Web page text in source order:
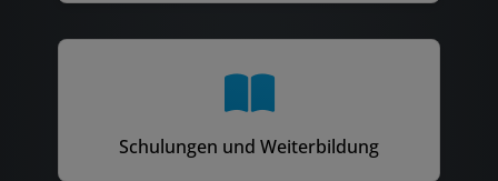
Schulungen und Weiterbildung